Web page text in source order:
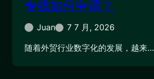
专线如何申请？
Juan
7 7 月, 2026
随着外贸行业数字化的发展，越来…